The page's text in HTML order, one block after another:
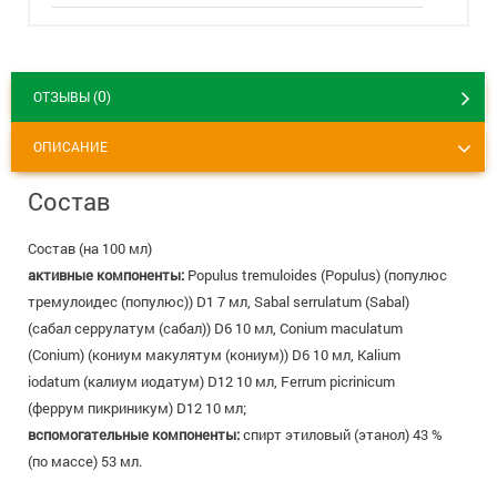
Скидки и акции
8 800 775 00 39 Вакансии
ОТЗЫВЫ (0)
ОПИСАНИЕ
Состав
Состав (на 100 мл)
активные компоненты: Populus tremuloides (Populus) (популюс
тремулоидес (популюс)) D1 7 мл, Sabal serrulatum (Sabal)
(сабал серрулатум (сабал)) D6 10 мл, Conium maculatum
(Conium) (кониум макулятум (кониум)) D6 10 мл, Kalium
iodatum (калиум иодатум) D12 10 мл, Ferrum picrinicum
(феррум пикриникум) D12 10 мл;
вспомогательные компоненты:спирт этиловый (этанол) 43 %
(по массе) 53 мл.